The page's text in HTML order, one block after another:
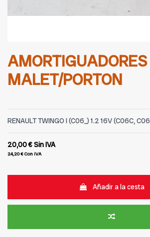
AMORTIGUADORES
MALET/PORTON
RENAULT TWINGO I (C06_) 1.2 16V (C06C,
20,00 €Sin IVA
24,20 €Con IVA
Añadir a la cesta